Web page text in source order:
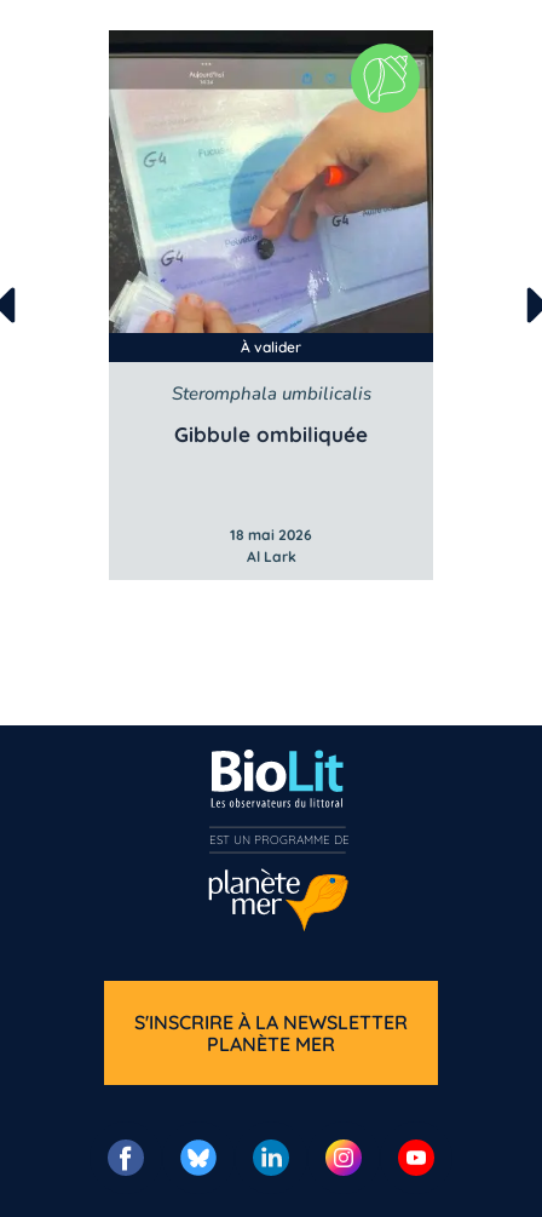
À valider
Steromphala umbilicalis
Gibbule ombiliquée
18 mai 2026
Al Lark
S'INSCRIRE À LA NEWSLETTER
PLANÈTE MER